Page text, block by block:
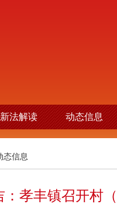
新法解读 动态信息
态信息
：孝丰镇召开村